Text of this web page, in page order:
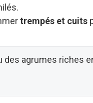
trempés et cuits
agrumes riches